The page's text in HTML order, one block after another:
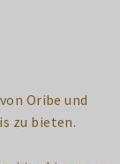
Oribe und
zu bieten.